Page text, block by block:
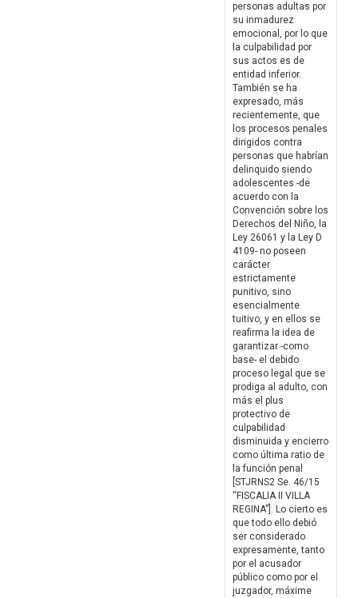
personas adultas por
su inmadurez
emocional, por lo que
la culpabilidad por
sus actos es de
entidad inferior.
También se ha
expresado, más
recientemente, que
los procesos penales
dirigidos contra
personas que habrían
delinquido siendo
adolescentes -de
acuerdo con la
Convención sobre los
Derechos del Niño, la
Ley 26061 y la Ley D
4109- no poseen
carácter
estrictamente
punitivo, sino
esencialmente
tuitivo, y en ellos se
reafirma la idea de
garantizar -como
base- el debido
proceso legal que se
prodiga al adulto, con
más el plus
protectivo de
culpabilidad
disminuida y encierro
como última ratio de
la función penal
[STJRNS2 Se. 46/15
“FISCALIA II VILLA
REGINA”]. Lo cierto es
que todo ello debió
ser considerado
expresamente, tanto
por el acusador
público como por el
juzgador, máxime